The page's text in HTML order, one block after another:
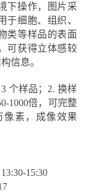
下操作，图片采
于细胞、组织、
类等样品的表面
可获得立体感较
信息。
个样品；2. 换样
1000倍，可完整
像素，成像效果
15:30